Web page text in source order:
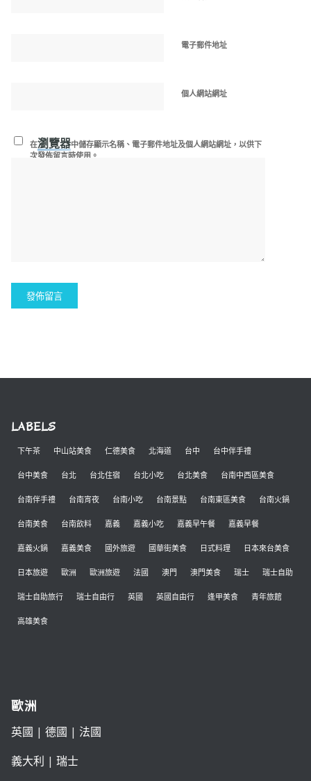
電子郵件地址
個人網站網址
在瀏覽器中儲存顯示名稱、電子郵件地址及個人網站網址，以供下
次發佈留言時使用。
LABELS
下午茶 中山站美食 仁德美食 北海道 台中 台中伴手禮
台中美食 台北 台北住宿 台北小吃 台北美食 台南中西區美食
台南伴手禮 台南宵夜 台南小吃 台南景點 台南東區美食 台南火鍋
台南美食 台南飲料 嘉義 嘉義小吃 嘉義早午餐 嘉義早餐
嘉義火鍋 嘉義美食 國外旅遊 國華街美食 日式料理 日本來台美食
日本旅遊 歐洲 歐洲旅遊 法國 澳門 澳門美食 瑞士 瑞士自助
瑞士自助旅行 瑞士自由行 英國 英國自由行 逢甲美食 青年旅館
高雄美食
歐洲
英國 | 德國 | 法國
義大利 | 瑞士